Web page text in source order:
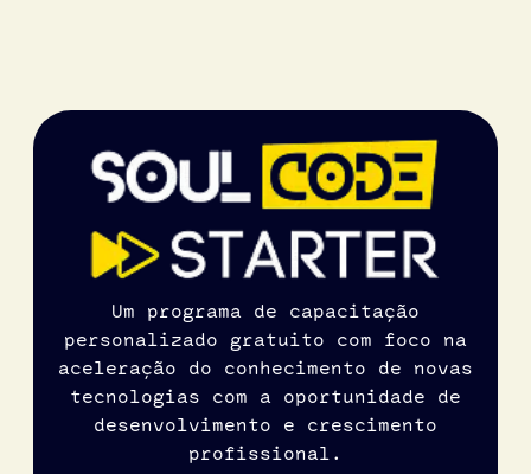
Um programa de capacitação
personalizado gratuito com foco na
aceleração do conhecimento de novas
tecnologias com a oportunidade de
desenvolvimento e crescimento
profissional.